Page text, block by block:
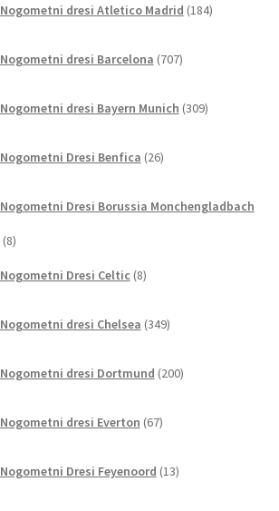
Nogometni dresi Atletico Madrid 184izdelkov
Nogometni dresi Barcelona 707izdelkov
Nogometni dresi Bayern Munich 309izdelkov
Nogometni Dresi Benfica 26izdelkov
Nogometni Dresi Borussia Monchengladbach
88
Nogometni Dresi Celtic 8izdelkov
Nogometni dresi Chelsea 349izdelkov
Nogometni dresi Dortmund 200izdelkov
Nogometni dresi Everton 67izdelkov
Nogometni Dresi Feyenoord 13izdelkov